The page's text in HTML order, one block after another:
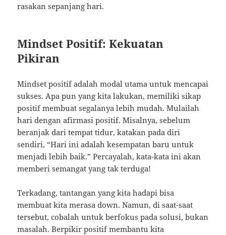
rasakan sepanjang hari.
Mindset Positif: Kekuatan
Pikiran
Mindset positif adalah modal utama untuk mencapai
sukses. Apa pun yang kita lakukan, memiliki sikap
positif membuat segalanya lebih mudah. Mulailah
hari dengan afirmasi positif. Misalnya, sebelum
beranjak dari tempat tidur, katakan pada diri
sendiri, “Hari ini adalah kesempatan baru untuk
menjadi lebih baik.” Percayalah, kata-kata ini akan
memberi semangat yang tak terduga!
Terkadang, tantangan yang kita hadapi bisa
membuat kita merasa down. Namun, di saat-saat
tersebut, cobalah untuk berfokus pada solusi, bukan
masalah. Berpikir positif membantu kita